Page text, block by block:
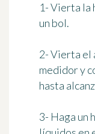
1- Vierta la
un bol.
2- Vierta el
medidor y
hasta
3- Haga un